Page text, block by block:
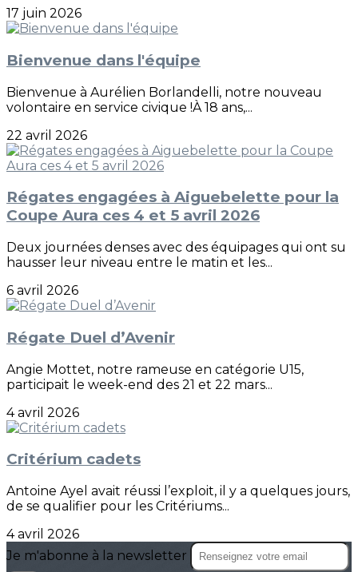
17 juin 2026
Bienvenue dans l'équipe
Bienvenue à Aurélien Borlandelli, notre nouveau
volontaire en service civique !À 18 ans,...
22 avril 2026
Régates engagées à Aiguebelette pour la
Coupe Aura ces 4 et 5 avril 2026
Deux journées denses avec des équipages qui ont su
hausser leur niveau entre le matin et les...
6 avril 2026
Régate Duel d’Avenir
Angie Mottet, notre rameuse en catégorie U15,
participait le week-end des 21 et 22 mars...
4 avril 2026
Critérium cadets
Antoine Ayel avait réussi l’exploit, il y a quelques jours,
de se qualifier pour les Critériums...
4 avril 2026
Je m'abonne à la newsletter